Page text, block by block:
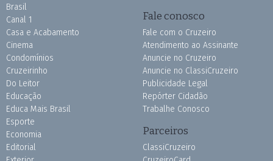
Brasil
Canal 1
Casa e Acabamento
Cinema
Condomínios
Cruzeirinho
Do Leitor
Educação
Educa Mais Brasil
Esporte
Economia
Editorial
Fale conosco
Fale com o Cruzeiro
Atendimento ao Assinante
Anuncie no Cruzeiro
Anuncie no ClassiCruzeiro
Publicidade Legal
Repórter Cidadão
Trabalhe Conosco
Parceiros
ClassiCruzeiro